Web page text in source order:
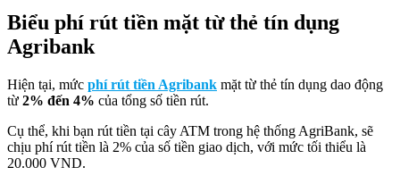
Biểu phí rút tiền mặt từ thẻ tín dụng
Agribank
Hiện tại, mức phí rút tiền Agribank mặt từ thẻ tín dụng dao động
từ 2% đến 4% của tổng số tiền rút.
Cụ thể, khi bạn rút tiền tại cây ATM trong hệ thống AgriBank, sẽ
chịu phí rút tiền là 2% của số tiền giao dịch, với mức tối thiểu là
20.000 VND.